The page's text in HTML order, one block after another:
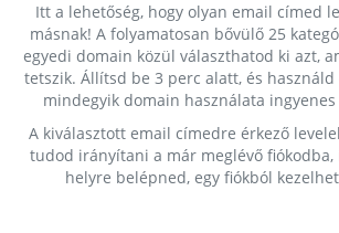
Itt a lehetőség, hogy olyan email címed
másnak! A folyamatosan bővülő 25
egyedi domain közül választhatod ki azt,
tetszik. Állítsd be 3 perc alatt, és
mindegyik domain használata
A kiválasztott email címedre érkező
tudod irányítani a már meglévő
helyre belépned, egy fiókból